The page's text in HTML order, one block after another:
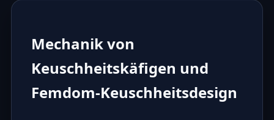
Mechanik von
Keuschheitskäfigen und
Femdom-Keuschheitsdesign